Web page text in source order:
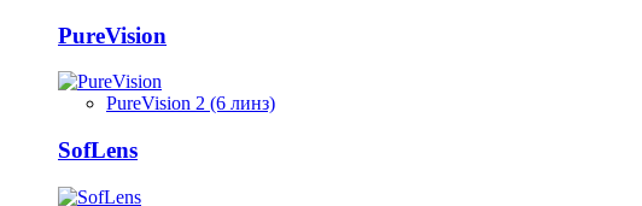
PureVision
PureVision 2 (6 линз)
SofLens